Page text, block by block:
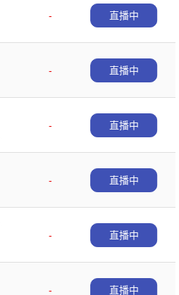
-
直播中
-
直播中
-
直播中
-
直播中
-
直播中
-
直播中